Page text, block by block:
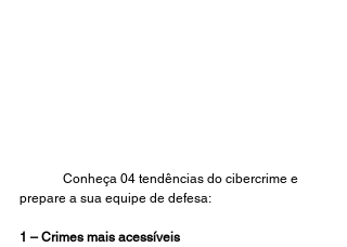
prepare a sua equipe de defesa:
1 – Crimes mais acessíveis